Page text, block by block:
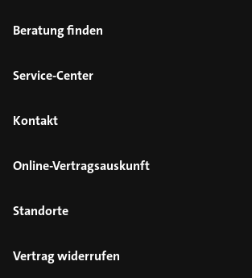
Beratung finden
Service-Center
Kontakt
Online-Vertragsauskunft
Standorte
Vertrag widerrufen